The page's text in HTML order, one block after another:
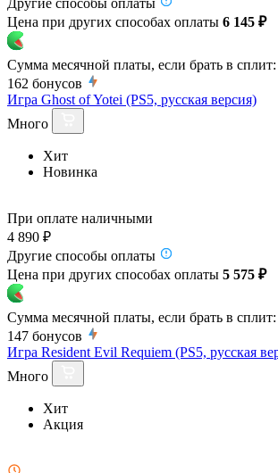
Цена при других способах оплаты 6 145 ₽
Сумма месячной платы, если брать в сплит:
162 бонусов
Игра Ghost of Yotei (PS5, русская версия)
Много
Хит
Новинка
При оплате наличными
4 890 ₽
Другие способы оплаты
Цена при других способах оплаты 5 575 ₽
Сумма месячной платы, если брать в сплит:
147 бонусов
Игра Resident Evil Requiem (PS5, русская
Много
Хит
Акция